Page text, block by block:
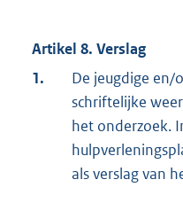
Artikel 8. Verslag
1.
De jeugdige en/
schriftelijke
het onderzoek.
als verslag van